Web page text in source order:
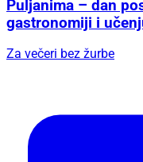
Puljanima – dan
gastronomiji i
Za večeri bez žurbe